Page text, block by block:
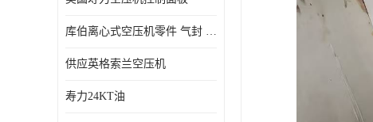
库伯离心式空压机零件 气封 机型 TA6000 TA18 TA9000原厂品质
供应英格索兰空压机
寿力24KT油